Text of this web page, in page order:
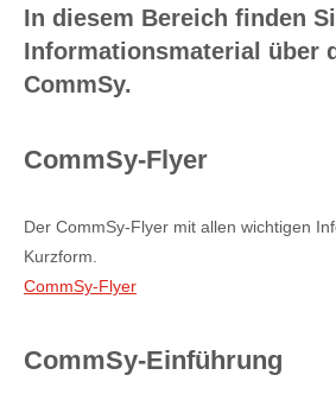
In diesem Bereich finden
Informationsmaterial über
CommSy.
CommSy-Flyer
Der CommSy-Flyer mit allen wichtigen
Kurzform.
CommSy-Flyer
CommSy-Einführung